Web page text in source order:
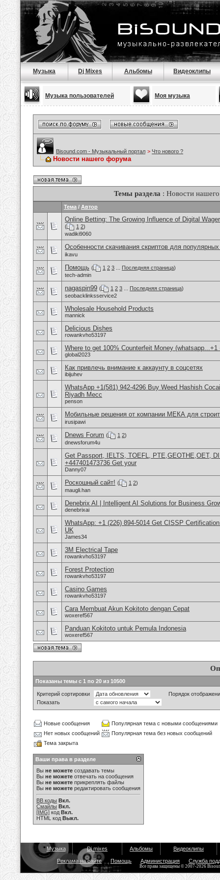
Музыка Dj Mixes Альбомы Видеоклипы
Музыка пользователей Моя музыка
Bisound.com - Музыкальный портал > Что нового ?
Новости нашего форума
Темы раздела : Новости
Тема / Автор
Online Betting: The Growing Influence of Digital
( 1 2)
wadiki9060
Особенности скачивания скриптов для
ikavu
Помощь ( 1 2 3 Последняя страница)
tech-admin
nagaspin99 ( 1 2 3 Последняя страница)
seobacklinksservice2
Wholesale Household Products
mannick
Delicious Dishes
rowankvho53197
Where to get 100% Counterfeit Money (whatsapp...+1
global2023
Как привлечь внимание к аккаунту в соцсетях
ibijuhev
WhatsApp +1(581) 942-4296 Buy Weed Hashish
Riyadh Mecc
penson
Мобильные решения от компании МЕКА для
irusipawi
Dnews Forum ( 1 2)
dnewsforum4u
Get Passport, IELTS, TOEFL, PTE,GEOTHE,OET,
+447401473736 Get your
Danny07
Роскошный сайт! ( 1 2)
maugli.han
Denebrix AI | Intelligent AI Solutions for Business
denebrixai
WhatsApp: +1 (226) 894-5014​ Get CISSP
UK
James34
3M Electrical Tape
rowankvho53197
Forest Protection
rowankvho53197
Casino Games
rowankvho53197
Cara Membuat Akun Kokitoto dengan Cepat
woxeref567
Panduan Kokitoto untuk Pemula Indonesia
woxeref567
Показаны темы с 1 по 20 из 10500
Критерий сортировки
Порядок
Показать
Новые сообщения
Популярная тема с новыми сообщениями
Нет новых сообщений
Популярная тема без новых сообщений
Тема закрыта
Ваши права в разделе
Вы не можете создавать темы
Вы не можете отвечать на сообщения
Вы не можете прикреплять файлы
Вы не можете редактировать сообщения
BB коды Вкл.
Смайлы Вкл.
[IMG] код Вкл.
HTML код Выкл.
Музыка Dj mixes Альбомы Видеоклипы
Реклама на сайте Помощь Администрация Служба
Все права защищены © 2007-2026